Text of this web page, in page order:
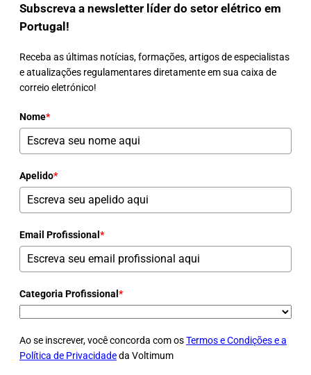
Subscreva a newsletter líder do setor elétrico em
Portugal!
Receba as últimas notícias, formações, artigos de especialistas
e atualizações regulamentares diretamente em sua caixa de
correio eletrónico!
Nome*
Apelido*
Email Profissional *
Categoria Profissional *
Ao se inscrever, você concorda com osTermos e Condições e a
Política de Privacidadeda Voltimum